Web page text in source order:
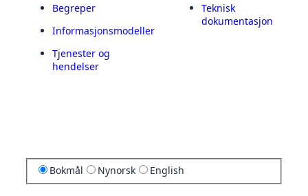
Begreper
Informasjonsmodeller
Tjenester og
hendelser
Teknisk
dokumentasjon
Bokmål Nynorsk English